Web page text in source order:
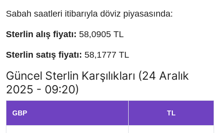
Sabah saatleri itibarıyla döviz piyasasında:
Sterlin alış fiyatı: 58,0905 TL
Sterlin satış fiyatı: 58,1777 TL
Güncel Sterlin Karşılıkları (24 Aralık
2025 - 09:20)
GBP TL